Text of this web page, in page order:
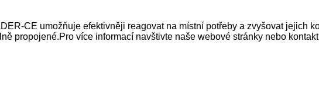
CE umožňuje efektivněji reagovat na místní potřeby a zvyšovat jejich
propojené.Pro více informací navštivte naše webové stránky nebo